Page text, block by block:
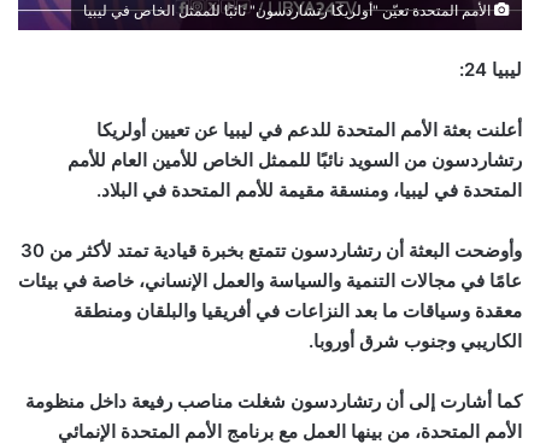
الأمم المتحدة تعيّن "أولريكا رتشاردسون" نائبًا للممثل الخاص في ليبيا
ليبيا 24:
أعلنت بعثة الأمم المتحدة للدعم في ليبيا عن تعيين أولريكا
رتشاردسون من السويد نائبًا للممثل الخاص للأمين العام للأمم
المتحدة في ليبيا، ومنسقة مقيمة للأمم المتحدة في البلاد.
وأوضحت البعثة أن رتشاردسون تتمتع بخبرة قيادية تمتد لأكثر من 30
عامًا في مجالات التنمية والسياسة والعمل الإنساني، خاصة في بيئات
معقدة وسياقات ما بعد النزاعات في أفريقيا والبلقان ومنطقة
الكاريبي وجنوب شرق أوروبا.
كما أشارت إلى أن رتشاردسون شغلت مناصب رفيعة داخل منظومة
الأمم المتحدة، من بينها العمل مع برنامج الأمم المتحدة الإنمائي